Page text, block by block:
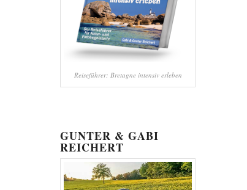
Reiseführer: Bretagne intensiv erleben
GUNTER & GABI
REICHERT